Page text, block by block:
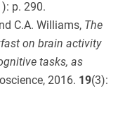
p. 290.
C.A. Williams, The
on brain activity
tasks, as
2016. 19(3):